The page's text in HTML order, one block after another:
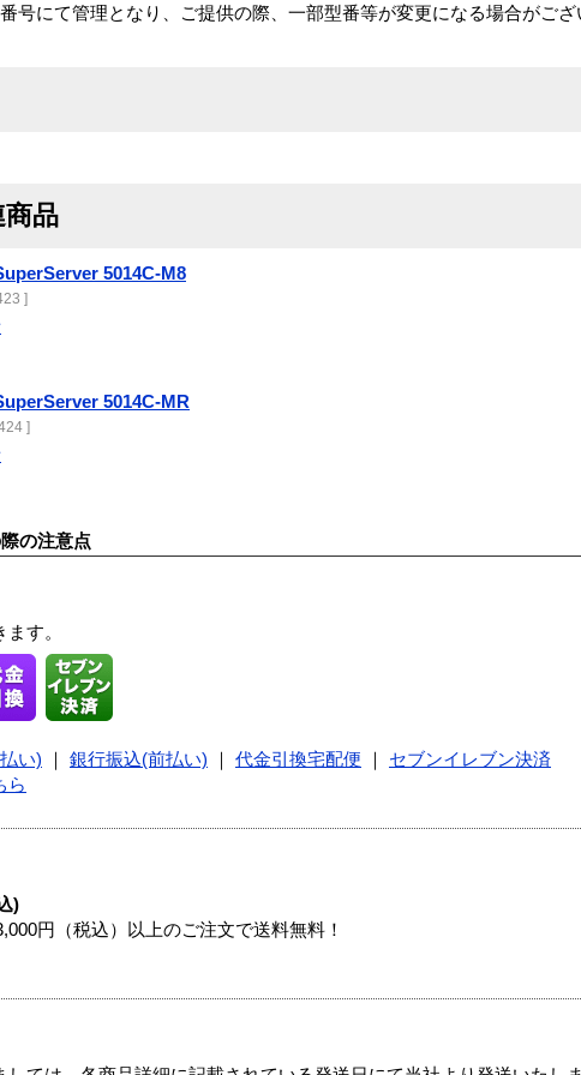
号にて管理となり、ご提供の際、一部型番等が変更になる場合がご
品
5014C-M8
]
5014C-MR
]
の注意点
す。
い) 銀行振込(前払い) 代金引換宅配便
セブンイレブン決済
ら
)
円（税込）以上のご注文で送料無料！